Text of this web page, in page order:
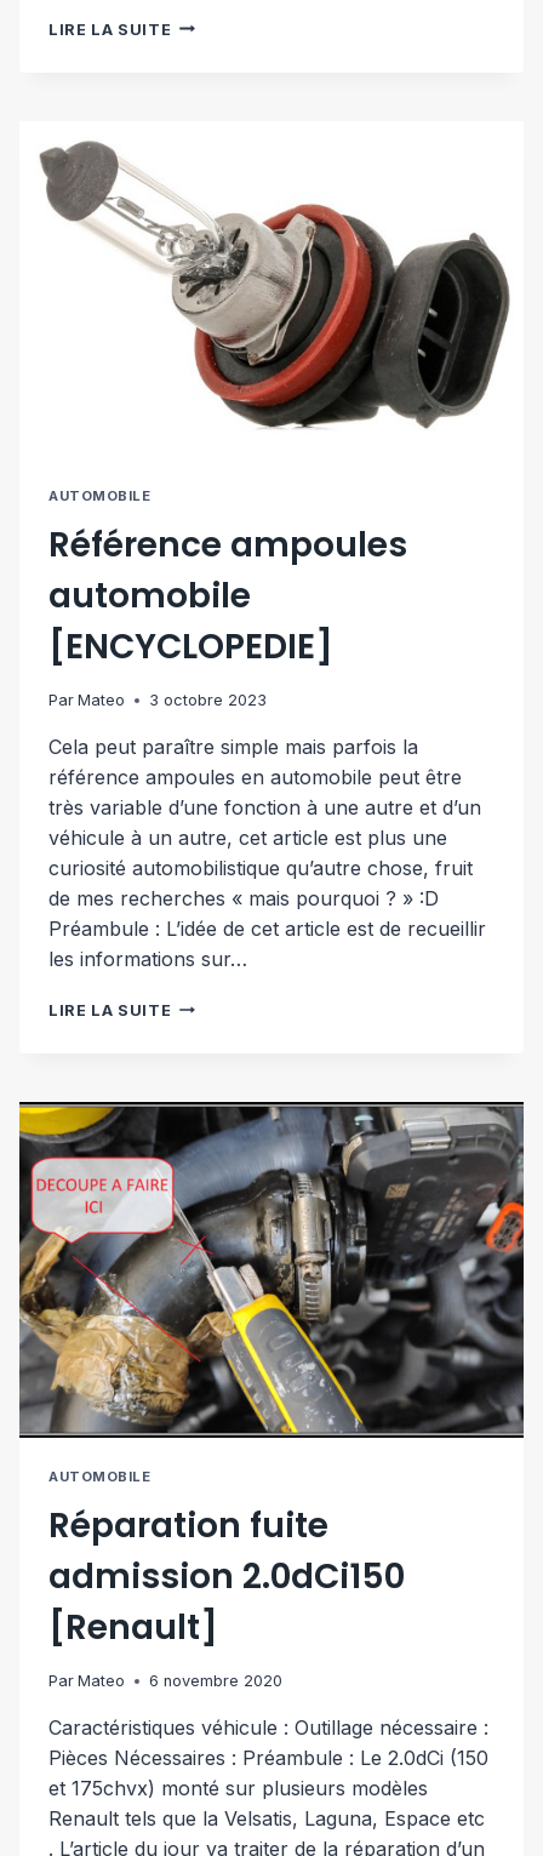
LIRE LA SUITE REMPLACEMENT
AUTOMOBILE
Référence ampoules
automobile
[ENCYCLOPEDIE]
Par Mateo 3 octobre 2023
Cela peut paraître simple mais parfois la
référence ampoules en automobile peut être
très variable d’une fonction à une autre et d’un
véhicule à un autre, cet article est plus une
curiosité automobilistique qu’autre chose, fruit
de mes recherches « mais pourquoi ? » :D
Préambule : L’idée de cet article est de recueillir
les informations sur…
LIRE LA SUITE RÉFÉRENCE
AUTOMOBILE
Réparation fuite
admission 2.0dCi150
[Renault]
Par Mateo 6 novembre 2020
Caractéristiques véhicule : Outillage nécessaire :
Pièces Nécessaires : Préambule : Le 2.0dCi (150
et 175chvx) monté sur plusieurs modèles
Renault tels que la Velsatis, Laguna, Espace etc
. L’article du jour va traiter de la réparation d’un